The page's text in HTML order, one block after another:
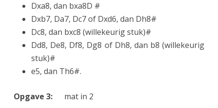
Dxa8, dan bxa8D #
Dxb7, Da7, Dc7 of Dxd6, dan Dh8#
Dc8, dan bxc8 (willekeurig stuk)#
Dd8, De8, Df8, Dg8 of Dh8, dan b8 (willekeurig
stuk)#
e5, dan Th6#.
Opgave 3: mat in 2